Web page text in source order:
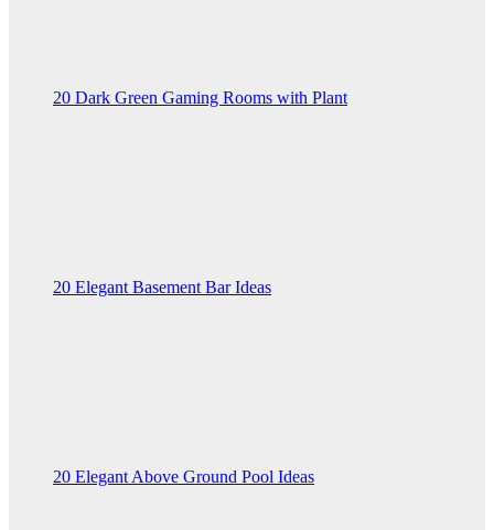
20 Dark Green Gaming Rooms with Plant
20 Elegant Basement Bar Ideas
20 Elegant Above Ground Pool Ideas